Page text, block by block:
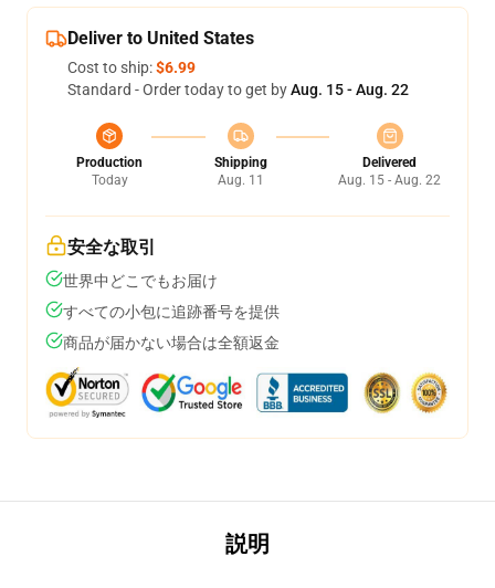
Deliver to United States
Cost to ship:$6.99
Standard - Order today to get byAug. 15 - Aug. 22
Production
Today
Shipping
Aug. 11
Delivered
Aug. 15 - Aug. 22
安全な取引
世界中どこでもお届け
すべての小包に追跡番号を提供
商品が届かない場合は全額返金
説明